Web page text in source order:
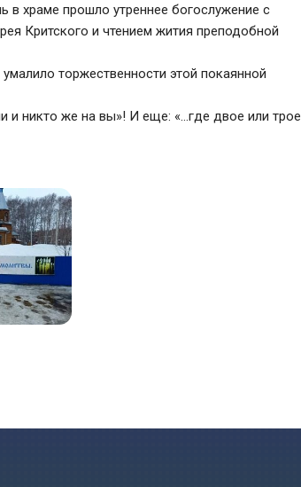
в храме прошло утреннее богослужение с
Критского и чтением жития преподобной
торжественности этой покаянной
и никто же на вы»! И еще: «…где двое или трое